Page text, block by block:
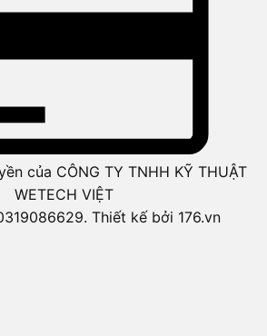
của CÔNG TY TNHH KỸ THUẬT
WETECH VIỆT
Thiết kế bởi 176.vn